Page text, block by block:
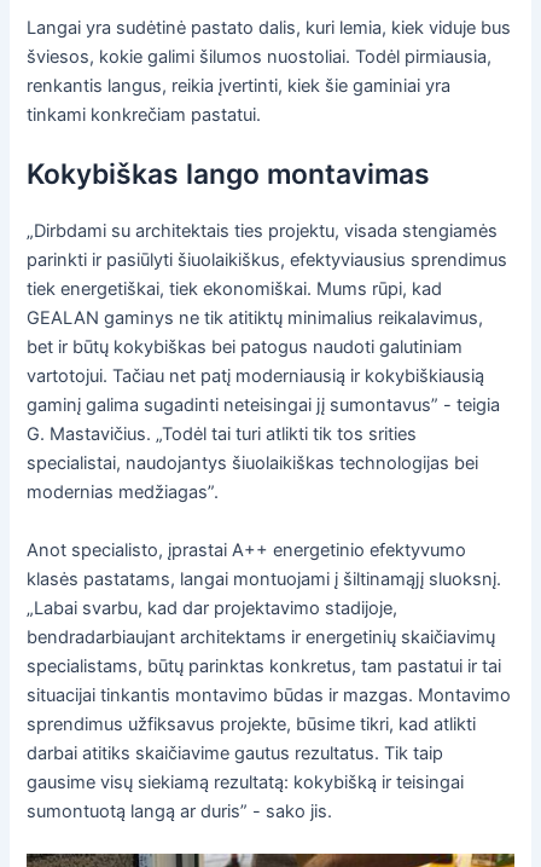
Langai yra sudėtinė pastato dalis, kuri lemia, kiek viduje bus
šviesos, kokie galimi šilumos nuostoliai. Todėl pirmiausia,
renkantis langus, reikia įvertinti, kiek šie gaminiai yra
tinkami konkrečiam pastatui.
Kokybiškas lango montavimas
„Dirbdami su architektais ties projektu, visada stengiamės
parinkti ir pasiūlyti šiuolaikiškus, efektyviausius sprendimus
tiek energetiškai, tiek ekonomiškai. Mums rūpi, kad
GEALAN gaminys ne tik atitiktų minimalius reikalavimus,
bet ir būtų kokybiškas bei patogus naudoti galutiniam
vartotojui. Tačiau net patį moderniausią ir kokybiškiausią
gaminį galima sugadinti neteisingai jį sumontavus” - teigia
G. Mastavičius. „Todėl tai turi atlikti tik tos srities
specialistai, naudojantys šiuolaikiškas technologijas bei
modernias medžiagas”.
Anot specialisto, įprastai A++ energetinio efektyvumo
klasės pastatams, langai montuojami į šiltinamąjį sluoksnį.
„Labai svarbu, kad dar projektavimo stadijoje,
bendradarbiaujant architektams ir energetinių skaičiavimų
specialistams, būtų parinktas konkretus, tam pastatui ir tai
situacijai tinkantis montavimo būdas ir mazgas. Montavimo
sprendimus užfiksavus projekte, būsime tikri, kad atlikti
darbai atitiks skaičiavime gautus rezultatus. Tik taip
gausime visų siekiamą rezultatą: kokybišką ir teisingai
sumontuotą langą ar duris” - sako jis.